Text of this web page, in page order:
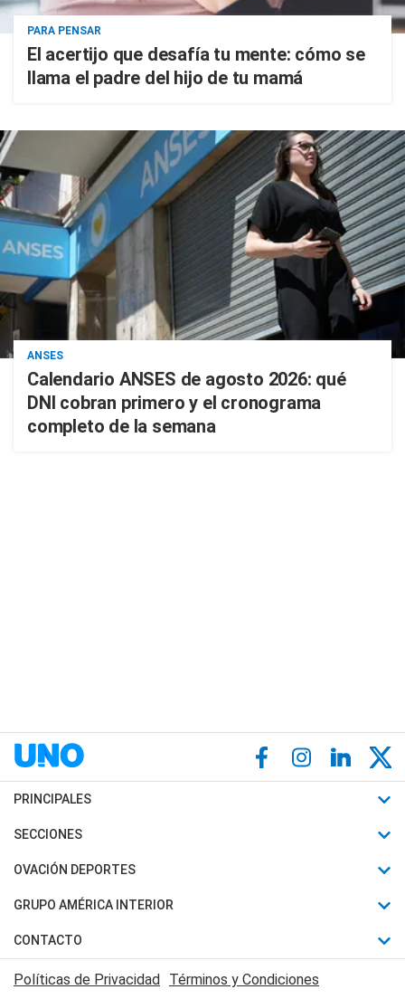
PARA PENSAR
El acertijo que desafía tu mente: cómo se
llama el padre del hijo de tu mamá
ANSES
Calendario ANSES de agosto 2026: qué
DNI cobran primero y el cronograma
completo de la semana
PRINCIPALES
Últimas Noticias
Política
Judiciales
Economia
SECCIONES
Horóscopo
Motores
Trucos caseros
Series y Películas
OVACIÓN DEPORTES
Fútbol
Mundial
Automovilismo
Rugby
GRUPO AMÉRICA INTERIOR
Canal 7 en Vivo
CONTACTO
Acerca de Nosotros
Políticas de Privacidad Términos y Condiciones